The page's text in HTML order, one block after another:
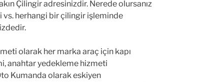
Çilingir adresinizdir. Nerede olursanız
vs. herhangi bir çilingir işleminde
olarak her marka araç için kapı
anahtar yedekleme hizmeti
Kumanda olarak eskiyen